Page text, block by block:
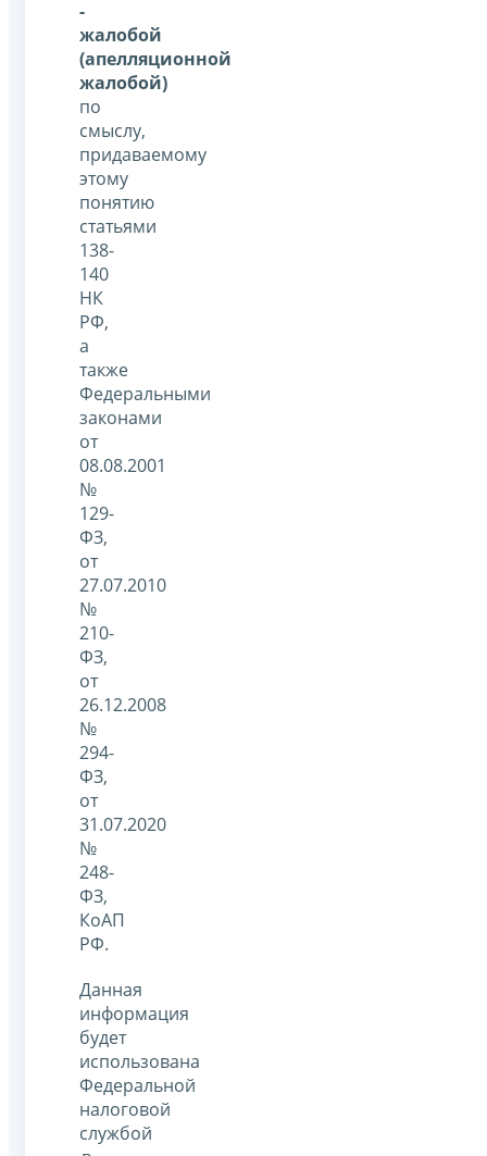
-
жалобой
(апелляционной
жалобой)
по
смыслу,
придаваемому
этому
понятию
статьями
138-
140
НК
РФ,
а
также
Федеральными
законами
от
08.08.2001
№
129-
ФЗ,
от
27.07.2010
№
210-
ФЗ,
от
26.12.2008
№
294-
ФЗ,
от
31.07.2020
№
248-
ФЗ,
КоАП
РФ.
Данная
информация
будет
использована
Федеральной
налоговой
службой